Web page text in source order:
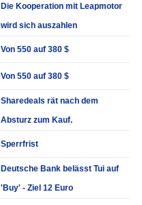
Die Kooperation mit Leapmotor
wird sich auszahlen
Von 550 auf 380 $
Von 550 auf 380 $
Sharedeals rät nach dem
Absturz zum Kauf.
Sperrfrist
Deutsche Bank belässt Tui auf
'Buy' - Ziel 12 Euro